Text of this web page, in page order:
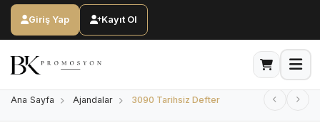
Giriş Yap Kayıt Ol
Ana Sayfa Ajandalar 3090 Tarihsiz Defter